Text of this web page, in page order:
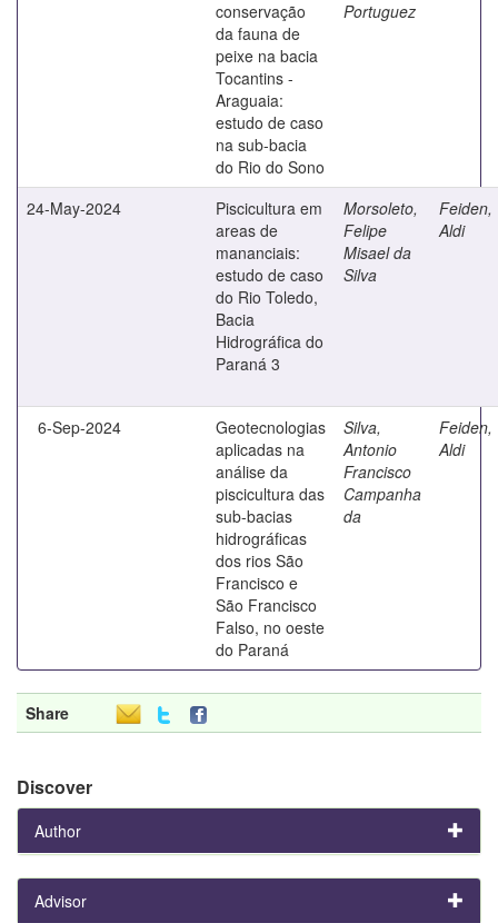
conservação
da fauna de
peixe na bacia
Tocantins -
Araguaia:
estudo de caso
na sub-bacia
do Rio do Sono
Portuguez
24-May-2024
Piscicultura em
areas de
mananciais:
estudo de caso
do Rio Toledo,
Bacia
Hidrográfica do
Paraná 3
Morsoleto,
Felipe
Misael da
Silva
Feiden,
Aldi
6-Sep-2024
Geotecnologias
aplicadas na
análise da
piscicultura das
sub-bacias
hidrográficas
dos rios São
Francisco e
São Francisco
Falso, no oeste
do Paraná
Silva,
Antonio
Francisco
Campanha
da
Feiden,
Aldi
Share
Discover
Author
Advisor